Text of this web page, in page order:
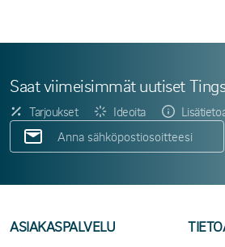
Saat viimeisimmät uutiset
Tarjoukset Ideoita
ASIAKASPALVELU